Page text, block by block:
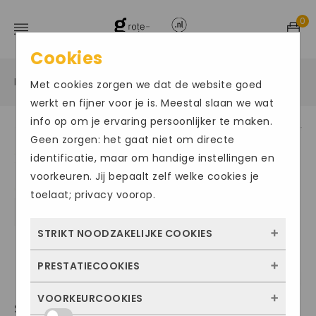
0
Home / Grote maten damesschoenen / Sneakers
SEMLER098
Cookies
Met cookies zorgen we dat de website goed
werkt en fijner voor je is. Meestal slaan we wat
info op om je ervaring persoonlijker te maken.
Geen zorgen: het gaat niet om directe
identificatie, maar om handige instellingen en
voorkeuren. Jij bepaalt zelf welke cookies je
toelaat; privacy voorop.
STRIKT NOODZAKELIJKE COOKIES
Deze cookies zorgen ervoor dat de website
kunnen niet worden uitgezet. Meestal
PRESTATIECOOKIES
Met deze cookies zien we hoe vaak onze
VOORKEURCOOKIES